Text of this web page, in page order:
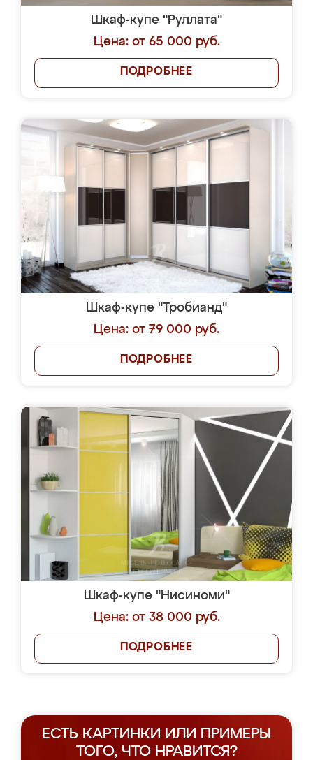
Шкаф-купе "Руллата"
Цена: от 65 000 руб.
ПОДРОБНЕЕ
Шкаф-купе "Тробианд"
Цена: от 79 000 руб.
ПОДРОБНЕЕ
Шкаф-купе "Нисиноми"
Цена: от 38 000 руб.
ПОДРОБНЕЕ
ЕСТЬ КАРТИНКИ ИЛИ ПРИМЕРЫ
ТОГО, ЧТО НРАВИТСЯ?